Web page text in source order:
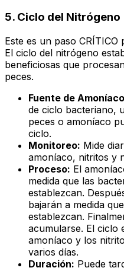
5. Ciclo del Nitrógeno
Este es un paso
El ciclo del nitrógeno
beneficiosas que
peces.
Fuente de
de ciclo bacteriano,
peces o amoníaco
ciclo.
Monitoreo: Mide
amoníaco, nitritos y
Proceso: El
medida que las
establezcan.
bajarán a medida
establezcan.
acumularse. El ciclo
amoníaco y los
varios días.
Duración: Puede